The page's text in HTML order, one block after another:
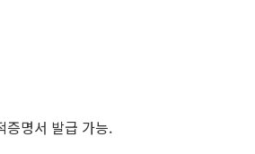
증명서 발급 가능.